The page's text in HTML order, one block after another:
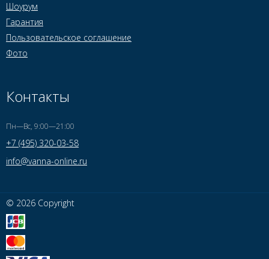
Шоурум
Гарантия
Пользовательское соглашение
Фото
Контакты
Пн—Вс, 9:00—21:00
+7 (495) 320-03-58
info@vanna-online.ru
© 2026 Copyright